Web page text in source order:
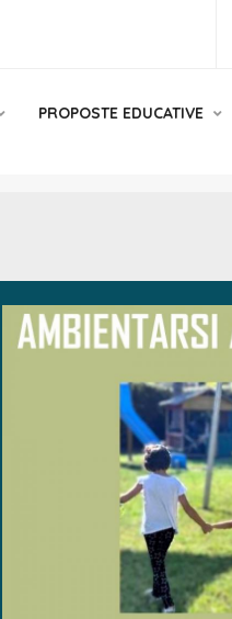
PROPOSTE EDUCATIVE